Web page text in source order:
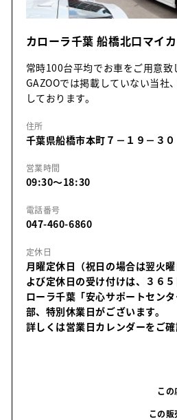
カローラ千葉 船橋北口マイ
常時100台平均でお車をご用意致
GAZOOでは掲載していない当社
しております。
住所
千葉県船橋市本町７－１９－３０
営業時間
09:30～18:30
電話番号
047-460-6860
定休日
月曜定休日（祝日の場合は翌
よび定休日の受け付けは、３６
ローラ千葉「安心サポートセンタ
部、特別休業日がございます。
詳しくは営業日カレンダーをご確
この
この